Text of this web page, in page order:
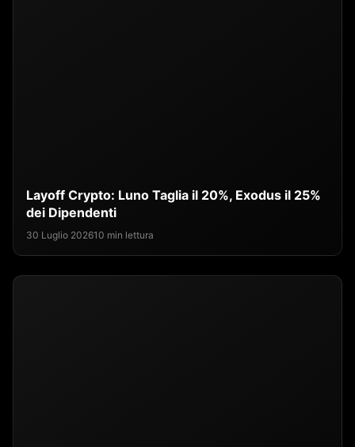
Layoff Crypto: Luno Taglia il 20%, Exodus il 25%
dei Dipendenti
30 Luglio 202610 min lettura